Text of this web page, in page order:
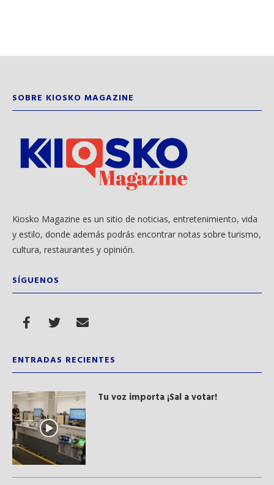
SOBRE KIOSKO MAGAZINE
Kiosko Magazine es un sitio de noticias, entretenimiento, vida
y estilo, donde además podrás encontrar notas sobre turismo,
cultura, restaurantes y opinión.
SÍGUENOS
ENTRADAS RECIENTES
Tu voz importa ¡Sal a votar!